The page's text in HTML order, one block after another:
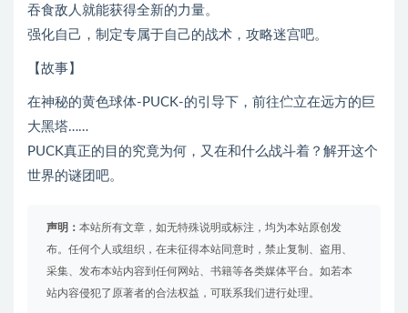
吞食敌人就能获得全新的力量。
强化自己，制定专属于自己的战术，攻略迷宫吧。
【故事】
在神秘的黄色球体-PUCK-的引导下，前往伫立在远方的巨
大黑塔……
PUCK真正的目的究竟为何，又在和什么战斗着？解开这个
世界的谜团吧。
声明： 本站所有文章，如无特殊说明或标注，均为本站原创发
布。任何个人或组织，在未征得本站同意时，禁止复制、盗用、
采集、发布本站内容到任何网站、书籍等各类媒体平台。如若本
站内容侵犯了原著者的合法权益，可联系我们进行处理。